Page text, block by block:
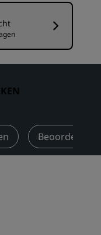
gebruiken